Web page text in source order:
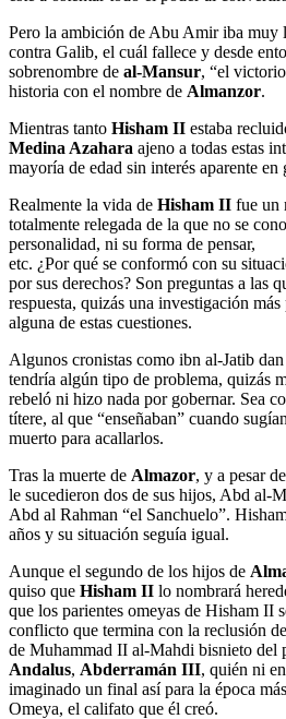
Pero la ambición de Abu Amir iba muy
contra Galib, el cuál fallece y desde
sobrenombre de al-Mansur, “el
historia con el nombre de Almanzor.
Mientras tanto Hisham II estaba
Medina Azahara ajeno a todas estas
mayoría de edad sin interés aparente en
Realmente la vida de Hisham II fue un
totalmente relegada de la que no se
personalidad, ni su forma de pensar,
etc. ¿Por qué se conformó con su
por sus derechos? Son preguntas a las
respuesta, quizás una investigación
alguna de estas cuestiones.
Algunos cronistas como ibn al-Jatib
tendría algún tipo de problema, quizás
rebeló ni hizo nada por gobernar. Sea
títere, al que “enseñaban” cuando
muerto para acallarlos.
Tras la muerte de Almazor, y a pesar
le sucedieron dos de sus hijos, Abd al-
Abd al Rahman “el Sanchuelo”.
años y su situación seguía igual.
Aunque el segundo de los hijos de
quiso que Hisham II lo nombrará
que los parientes omeyas de Hisham II
conflicto que termina con la reclusión
de Muhammad II al-Mahdi bisnieto del
Andalus, Abderramán III, quién ni
imaginado un final así para la época
Omeya, el califato que él creó.